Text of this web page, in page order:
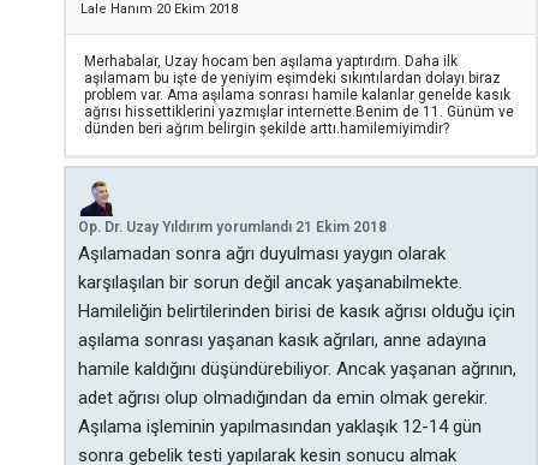
Lale Hanım 20 Ekim 2018
Merhabalar, Uzay hocam ben aşılama yaptırdım. Daha ilk
aşılamam bu işte de yeniyim eşimdeki sıkıntılardan dolayı biraz
problem var. Ama aşılama sonrası hamile kalanlar genelde kasık
ağrısı hissettiklerini yazmışlar internette.Benim de 11. Günüm ve
dünden beri ağrım belirgin şekilde arttı.hamilemiyimdir?
Op. Dr. Uzay Yıldırım yorumlandı 21 Ekim 2018
Aşılamadan sonra ağrı duyulması yaygın olarak
karşılaşılan bir sorun değil ancak yaşanabilmekte.
Hamileliğin belirtilerinden birisi de kasık ağrısı olduğu için
aşılama sonrası yaşanan kasık ağrıları, anne adayına
hamile kaldığını düşündürebiliyor. Ancak yaşanan ağrının,
adet ağrısı olup olmadığından da emin olmak gerekir.
Aşılama işleminin yapılmasından yaklaşık 12-14 gün
sonra gebelik testi yapılarak kesin sonucu almak